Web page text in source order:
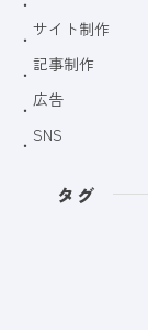
サイト制作
記事制作
広告
SNS
タグ